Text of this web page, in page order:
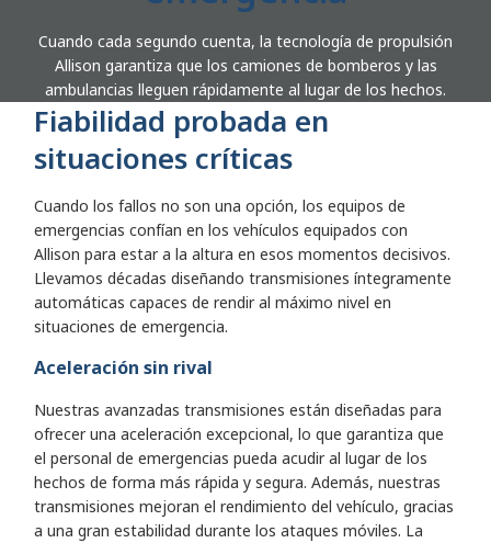
Cuando cada segundo cuenta, la tecnología de propulsión
Allison garantiza que los camiones de bomberos y las
ambulancias lleguen rápidamente al lugar de los hechos.
Fiabilidad probada en
situaciones críticas
Cuando los fallos no son una opción, los equipos de
emergencias confían en los vehículos equipados con
Allison para estar a la altura en esos momentos decisivos.
Llevamos décadas diseñando transmisiones íntegramente
automáticas capaces de rendir al máximo nivel en
situaciones de emergencia.
Aceleración sin rival
Nuestras avanzadas transmisiones están diseñadas para
ofrecer una aceleración excepcional, lo que garantiza que
el personal de emergencias pueda acudir al lugar de los
hechos de forma más rápida y segura. Además, nuestras
transmisiones mejoran el rendimiento del vehículo, gracias
a una gran estabilidad durante los ataques móviles. La